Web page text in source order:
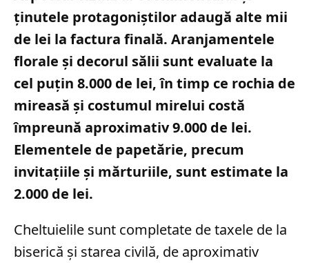
ținutele protagoniștilor adaugă alte mii
de lei la factura finală. Aranjamentele
florale și decorul sălii sunt evaluate la
cel puțin 8.000 de lei, în timp ce rochia de
mireasă și costumul mirelui costă
împreună aproximativ 9.000 de lei.
Elementele de papetărie, precum
invitațiile și mărturiile, sunt estimate la
2.000 de lei.
Cheltuielile sunt completate de taxele de la
biserică și starea civilă, de aproximativ